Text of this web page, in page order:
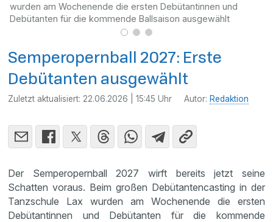
wurden am Wochenende die ersten Debütantinnen und
Debütanten für die kommende Ballsaison ausgewählt
Semperopernball 2027: Erste
Debütanten ausgewählt
Zuletzt aktualisiert: 22.06.2026 | 15:45 Uhr Autor: Redaktion
Der Semperopernball 2027 wirft bereits jetzt seine
Schatten voraus. Beim großen Debütantencasting in der
Tanzschule Lax wurden am Wochenende die ersten
Debütantinnen und Debütanten für die kommende